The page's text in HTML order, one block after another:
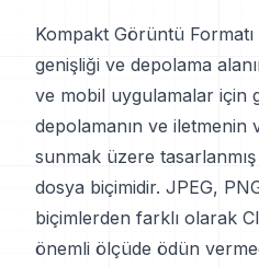
Kompakt Görüntü
genişliği ve depolama
ve mobil uygulamalar için
depolamanın ve iletmenin
sunmak üzere
dosya biçimidir. JPEG,
biçimlerden farklı olarak
önemli ölçüde ödün